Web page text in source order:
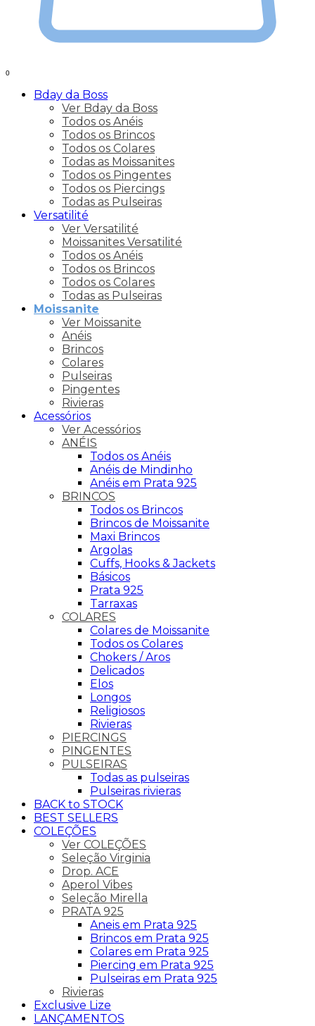
0
Bday da Boss
Ver Bday da Boss
Todos os Anéis
Todos os Brincos
Todos os Colares
Todas as Moissanites
Todos os Pingentes
Todos os Piercings
Todas as Pulseiras
Versatilité
Ver Versatilité
Moissanites Versatilité
Todos os Anéis
Todos os Brincos
Todos os Colares
Todas as Pulseiras
Moissanite
Ver Moissanite
Anéis
Brincos
Colares
Pulseiras
Pingentes
Rivieras
Acessórios
Ver Acessórios
ANÉIS
Todos os Anéis
Anéis de Mindinho
Anéis em Prata 925
BRINCOS
Todos os Brincos
Brincos de Moissanite
Maxi Brincos
Argolas
Cuffs, Hooks & Jackets
Básicos
Prata 925
Tarraxas
COLARES
Colares de Moissanite
Todos os Colares
Chokers / Aros
Delicados
Elos
Longos
Religiosos
Rivieras
PIERCINGS
PINGENTES
PULSEIRAS
Todas as pulseiras
Pulseiras rivieras
BACK to STOCK
BEST SELLERS
COLEÇÕES
Ver COLEÇÕES
Seleção Virginia
Drop. ACE
Aperol Vibes
Seleção Mirella
PRATA 925
Aneis em Prata 925
Brincos em Prata 925
Colares em Prata 925
Piercing em Prata 925
Pulseiras em Prata 925
Rivieras
Exclusive Lize
LANÇAMENTOS